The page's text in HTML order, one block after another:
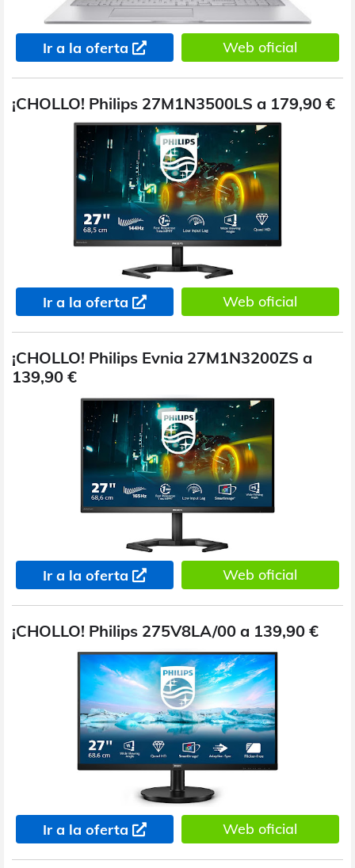
Ir a la oferta Web oficial
¡CHOLLO! Philips 27M1N3500LS a 179,90 €
Ir a la oferta Web oficial
¡CHOLLO! Philips Evnia 27M1N3200ZS a
139,90 €
Ir a la oferta Web oficial
¡CHOLLO! Philips 275V8LA/00 a 139,90 €
Ir a la oferta Web oficial